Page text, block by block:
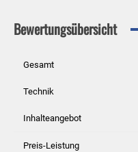
Bewertungsübersicht
Gesamt
Technik
Inhalteangebot
Preis-Leistung